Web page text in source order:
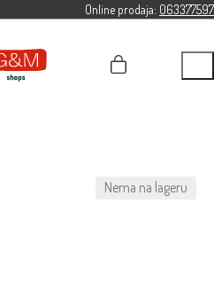
Online prodaja: 063377597
Nema na lageru